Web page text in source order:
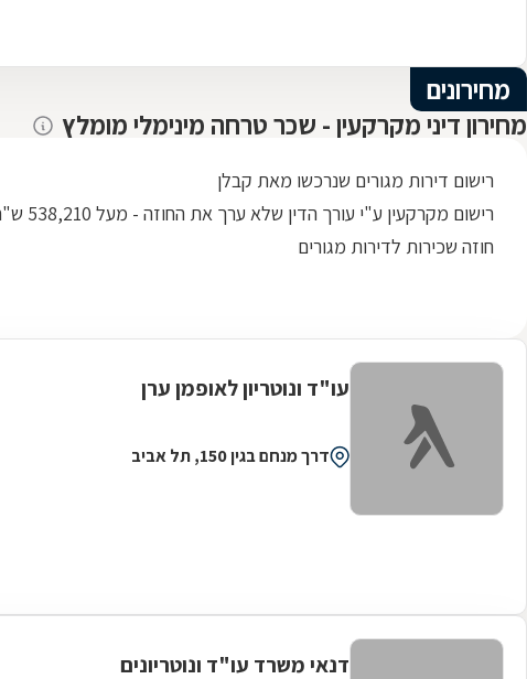
מחירונים
מחירון דיני מקרקעין - שכר טרחה מינימלי מומלץ
רישום דירות מגורים שנרכשו מאת קבלן
רישום מקרקעין ע"י עורך הדין שלא ערך את החוזה - מעל 538,210 ש"ח
חוזה שכירות לדירות מגורים
עו"ד ונוטריון לאופמן ערן
דרך מנחם בגין 150, תל אביב
דנאי משרד עו"ד ונוטריונים